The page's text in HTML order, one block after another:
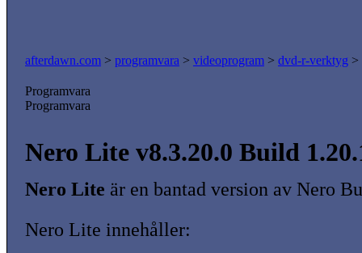
afterdawn.com > programvara > videoprogram > dvd-r-verktyg >
Programvara
Programvara
Nero Lite v8.3.20.0 Build
Nero Lite är en bantad version av Nero
Nero Lite innehåller: